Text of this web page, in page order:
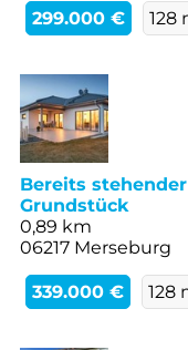
299.000 € 128
Bereits
Grundstück
0,89 km
06217 Merseburg
339.000 € 128